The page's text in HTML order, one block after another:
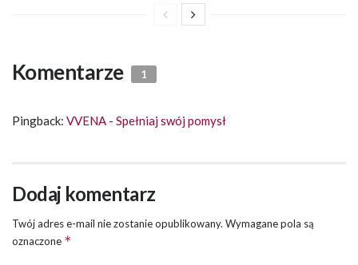
Komentarze 1
Pingback: VVENA - Spełniaj swój pomysł
Dodaj komentarz
Twój adres e-mail nie zostanie opublikowany. Wymagane pola są
oznaczone *